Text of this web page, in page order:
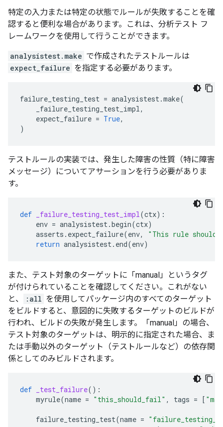
特定の入力または特定の状態でルールが失敗することを確
認すると便利な場合があります。これは、分析テスト フ
レームワークを使用して行うことができます。
analysistest.make で作成されたテストルールは
expect_failure を指定する必要があります。
failure_testing_test = analysistest.make(
_failure_testing_test_impl,
expect_failure = True,
)
テストルールの実装では、発生した障害の性質（特に障害
メッセージ）についてアサーションを行う必要がありま
す。
def _failure_testing_test_impl(ctx):
env = analysistest.begin(ctx)
asserts . expect_failure(env,
"This rule should
return analysistest. end(env)
また、テスト対象のターゲットに「manual」というタグ
が付けられていることを確認してください。これがない
と、
:all を使用してパッケージ内のすべてのターゲット
をビルドすると、意図的に失敗するターゲットのビルドが
行われ、ビルドの失敗が発生します。「manual」の場合、
テスト対象のターゲットは、明示的に指定された場合、ま
たは手動以外のターゲット（テストルールなど）の依存関
係としてのみビルドされます。
def _test_failure():
myrule(name = "this_should_fail" , tags = [
failure_testing_test(name =